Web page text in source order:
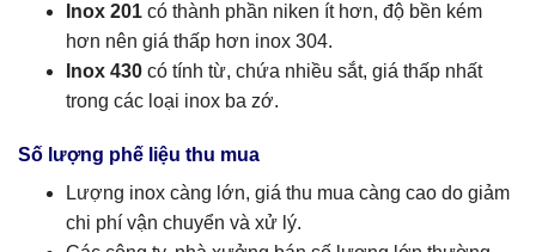
Inox 201 có thành phần niken ít hơn, độ bền kém
hơn nên giá thấp hơn inox 304.
Inox 430 có tính từ, chứa nhiều sắt, giá thấp nhất
trong các loại inox ba zớ.
Số lượng phế liệu thu mua
Lượng inox càng lớn, giá thu mua càng cao do giảm
chi phí vận chuyển và xử lý.